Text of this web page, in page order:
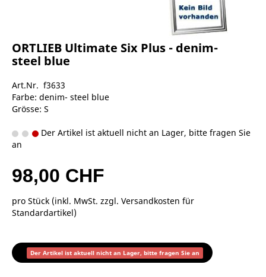
ORTLIEB Ultimate Six Plus - denim-
steel blue
Art.Nr. f3633
Farbe: denim- steel blue
Grösse: S
Der Artikel ist aktuell nicht an Lager, bitte fragen Sie
an
98,00 CHF
pro Stück (inkl. MwSt. zzgl. Versandkosten für
Standardartikel)
Der Artikel ist aktuell nicht an Lager, bitte fragen Sie an